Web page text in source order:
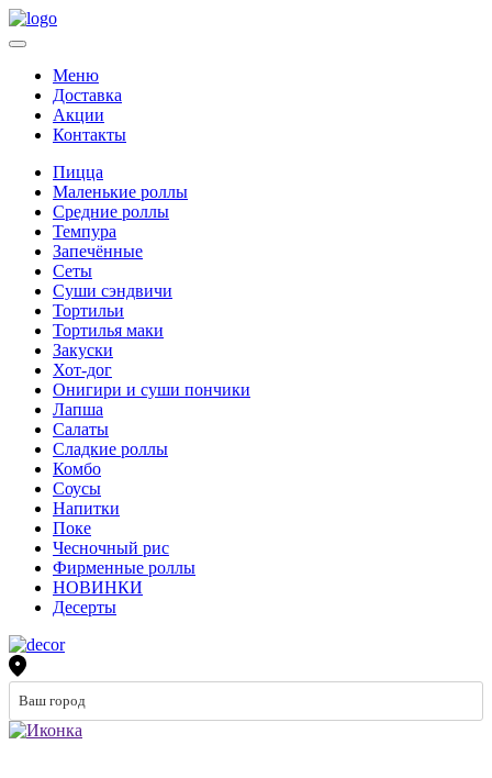
Меню
Доставка
Акции
Контакты
Пицца
Маленькие роллы
Средние роллы
Темпура
Запечённые
Сеты
Суши сэндвичи
Тортильи
Тортилья маки
Закуски
Хот-дог
Онигири и суши пончики
Лапша
Салаты
Сладкие роллы
Комбо
Соусы
Напитки
Поке
Чесночный рис
Фирменные роллы
НОВИНКИ
Десерты
Ваш город